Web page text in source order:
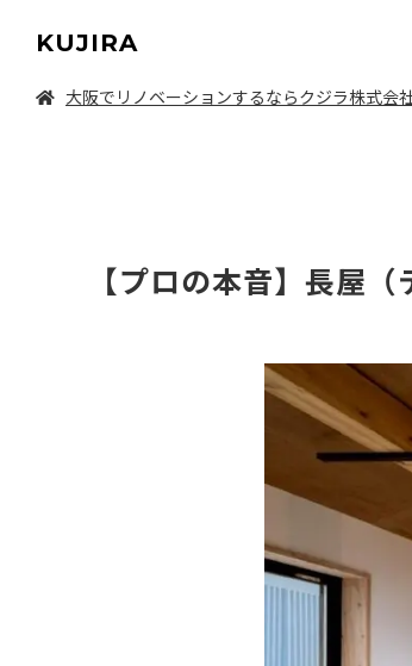
KUJIRA
大阪でリノベーションするならクジラ株式会
【プロの本音】長屋